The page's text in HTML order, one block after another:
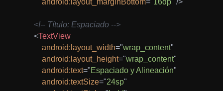
android: layout_marginBottom="16dp" />
<!-- Título: Espaciado -->
<TextView
android: layout_width="wrap_content"
android: layout_height="wrap_content"
android:text="Espaciado y Alineación"
android:textSize="24sp"